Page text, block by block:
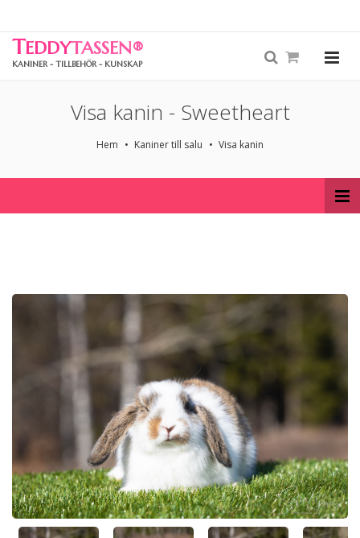
TEDDYTASSEN®
KANINER - TILLBEHÖR - KUNSKAP
Visa kanin - Sweetheart
Hem Kaniner till salu Visa kanin